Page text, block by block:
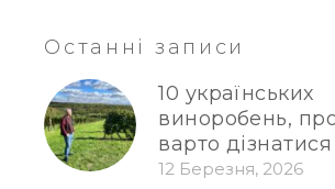
Останні записи
10 українських
виноробень, про
варто
12 Березня, 2026